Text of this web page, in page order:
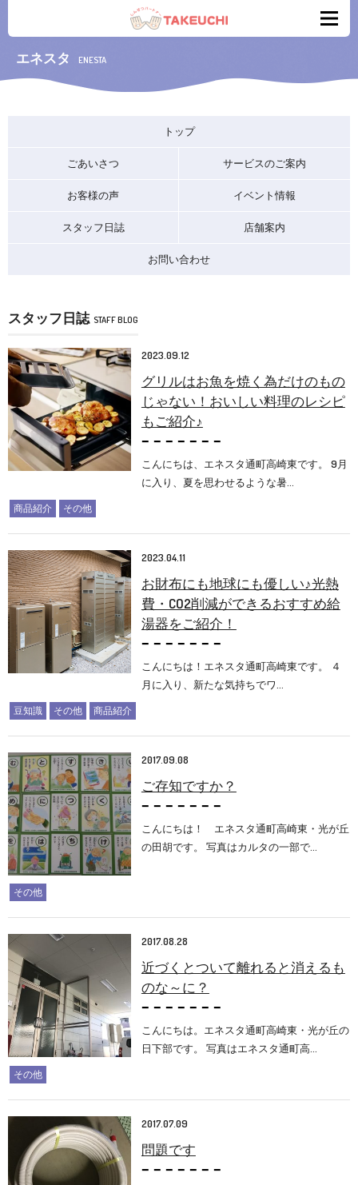
エネスタ ENESTA
トップ
ごあいさつ サービスのご案内
お客様の声 イベント情報
スタッフ日誌 店舗案内
お問い合わせ
スタッフ日誌 STAFF BLOG
2023.09.12
グリルはお魚を焼く為だけのもの
じゃない！おいしい料理のレシピ
もご紹介♪
こんにちは、エネスタ通町高崎東です。 9月
に入り、夏を思わせるような暑…
商品紹介 その他
2023.04.11
お財布にも地球にも優しい♪光熱
費・CO2削減ができるおすすめ給
湯器をご紹介！
こんにちは！エネスタ通町高崎東です。 ４
月に入り、新たな気持ちでワ…
豆知識 その他 商品紹介
2017.09.08
ご存知ですか？
こんにちは！ エネスタ通町高崎東・光が丘
の田胡です。 写真はカルタの一部で…
その他
2017.08.28
近づくとついて離れると消えるも
のな～に？
こんにちは。エネスタ通町高崎東・光が丘の
日下部です。 写真はエネスタ通町高…
その他
2017.07.09
問題です